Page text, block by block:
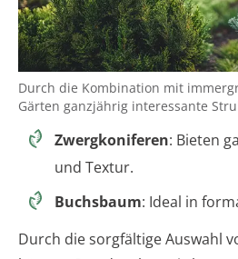
Durch die Kombination mit
Gärten ganzjährig interessante
Zwergkoniferen: Bieten
und Textur.
Buchsbaum: Ideal in
Durch die sorgfältige Auswahl